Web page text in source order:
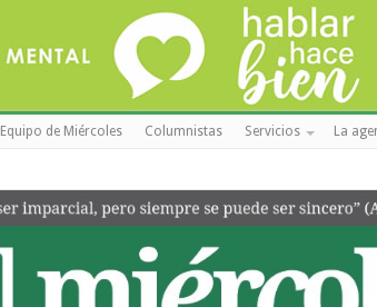
Equipo de Miércoles Columnistas Servicios La